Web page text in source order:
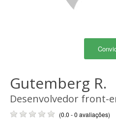
Gutemberg R.
Desenvolvedor front-
(0.0 - 0 avaliações)